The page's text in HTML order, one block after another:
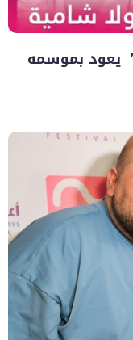
يعود بموسمه